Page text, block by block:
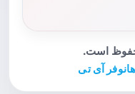
هانوفر آی تی